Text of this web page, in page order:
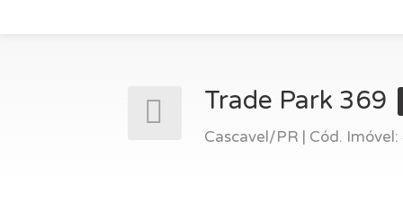
Trade Park 369
Cascavel/PR | Cód.